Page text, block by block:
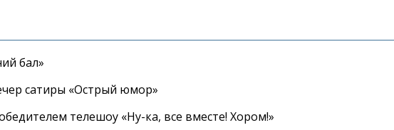
бал»
сатиры «Острый юмор»
телешоу «Ну-ка, все вместе! Хором!»